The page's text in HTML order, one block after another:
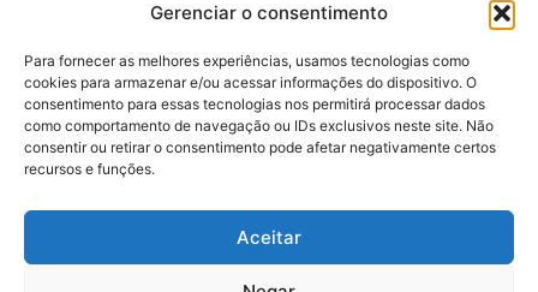
Gerenciar o consentimento
Para fornecer as melhores experiências, usamos tecnologias como
cookies para armazenar e/ou acessar informações do dispositivo. O
consentimento para essas tecnologias nos permitirá processar dados
como comportamento de navegação ou IDs exclusivos neste site. Não
consentir ou retirar o consentimento pode afetar negativamente certos
recursos e funções.
Aceitar
E-mail: alagoasbrasilnoticias@gmail.com
Telefone: (82) 9 9691-0391 (Whatsapp)
Responsável Técnico: Crysthyan Carlos
Rua do Sau - Centro - Anadia - AL - CEP: